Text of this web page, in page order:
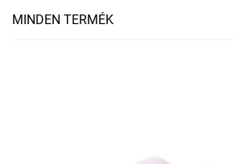
MINDEN TERMÉK